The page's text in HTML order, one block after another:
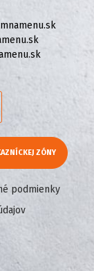
ZÓNY
podmienky